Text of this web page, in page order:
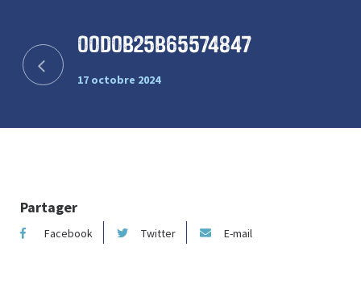
00d0b25b65574847
17 octobre 2024
Partager
Facebook Twitter E-mail